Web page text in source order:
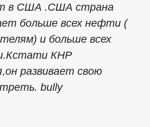
в США .США страна
больше всех нефти (
и больше всех
КНР
развивает свою
bully